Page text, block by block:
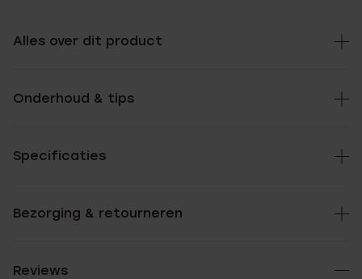
Alles over dit product
Onderhoud & tips
Specificaties
Bezorging & retourneren
Reviews